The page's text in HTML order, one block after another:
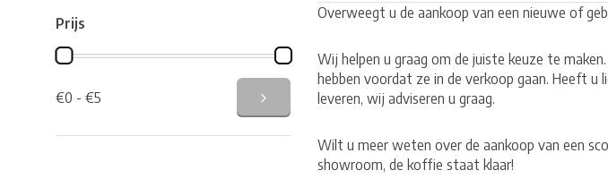
Prijs
€0 - €5
Overweegt u de aankoop van een nieuwe of
Wij helpen u graag om de juiste keuze te
hebben voordat ze in de verkoop gaan. Heeft
leveren, wij adviseren u graag.
Wilt u meer weten over de aankoop van een
showroom, de koffie staat klaar!